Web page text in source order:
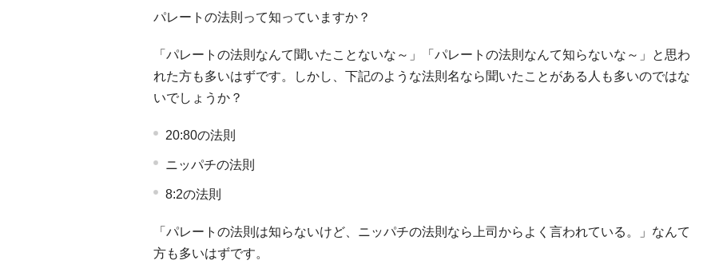
パレートの法則って知っていますか？
「パレートの法則なんて聞いたことないな～」「パレートの法則なんて知らないな～」と思わ
れた方も多いはずです。しかし、下記のような法則名なら聞いたことがある人も多いのではな
いでしょうか？
20:80の法則
ニッパチの法則
8:2の法則
「パレートの法則は知らないけど、ニッパチの法則なら上司からよく言われている。」なんて
方も多いはずです。